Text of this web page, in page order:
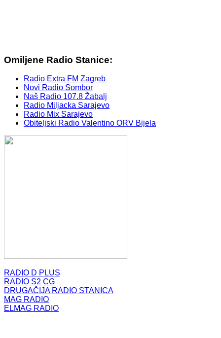
Omiljene Radio Stanice:
Radio Extra FM Zagreb
Novi Radio Sombor
Naš Radio 107.8 Žabalj
Radio Miljacka Sarajevo
Radio Mix Sarajevo
Obiteljski Radio Valentino ORV Bijela
RADIO D PLUS
RADIO S2 CG
DRUGAČIJA RADIO STANICA
MAG RADIO
ELMAG RADIO